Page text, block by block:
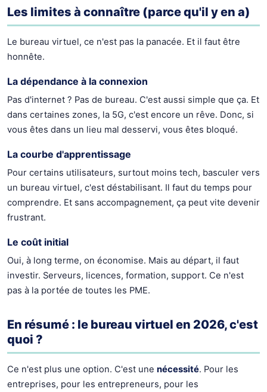
Les limites à connaître (parce qu'il y en a)
Le bureau virtuel, ce n'est pas la panacée. Et il faut être
honnête.
La dépendance à la connexion
Pas d'internet ? Pas de bureau. C'est aussi simple que ça. Et
dans certaines zones, la 5G, c'est encore un rêve. Donc, si
vous êtes dans un lieu mal desservi, vous êtes bloqué.
La courbe d'apprentissage
Pour certains utilisateurs, surtout moins tech, basculer vers
un bureau virtuel, c'est déstabilisant. Il faut du temps pour
comprendre. Et sans accompagnement, ça peut vite devenir
frustrant.
Le coût initial
Oui, à long terme, on économise. Mais au départ, il faut
investir. Serveurs, licences, formation, support. Ce n'est
pas à la portée de toutes les PME.
En résumé : le bureau virtuel en 2026, c'est
quoi ?
Ce n'est plus une option. C'est une nécessité. Pour les
entreprises, pour les entrepreneurs, pour les